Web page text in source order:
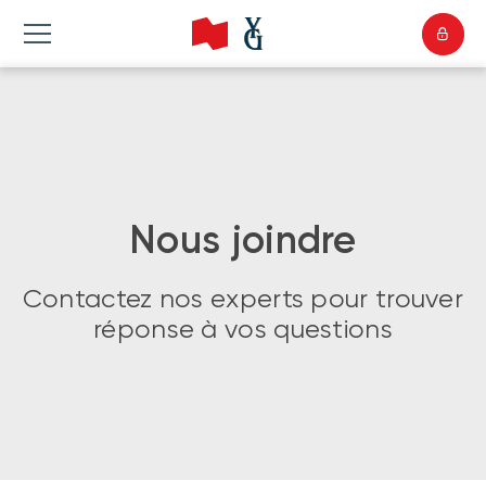
Nous joindre
Contactez nos experts pour trouver
réponse à vos questions